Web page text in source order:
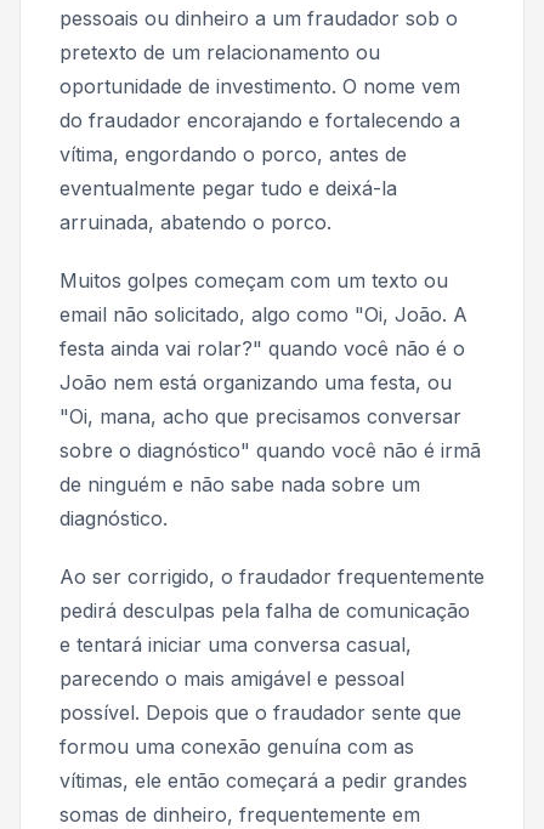
pessoais ou dinheiro a um fraudador sob o
pretexto de um relacionamento ou
oportunidade de investimento. O nome vem
do fraudador encorajando e fortalecendo a
vítima, engordando o porco, antes de
eventualmente pegar tudo e deixá-la
arruinada, abatendo o porco.
Muitos golpes começam com um texto ou
email não solicitado, algo como "Oi, João. A
festa ainda vai rolar?" quando você não é o
João nem está organizando uma festa, ou
"Oi, mana, acho que precisamos conversar
sobre o diagnóstico" quando você não é irmã
de ninguém e não sabe nada sobre um
diagnóstico.
Ao ser corrigido, o fraudador frequentemente
pedirá desculpas pela falha de comunicação
e tentará iniciar uma conversa casual,
parecendo o mais amigável e pessoal
possível. Depois que o fraudador sente que
formou uma conexão genuína com as
vítimas, ele então começará a pedir grandes
somas de dinheiro, frequentemente em